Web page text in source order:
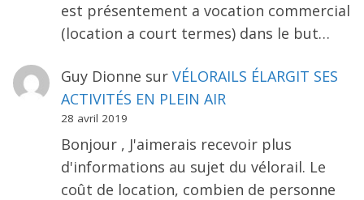
est présentement a vocation commercial
(location a court termes) dans le but…
Guy Dionne sur VÉLORAILS ÉLARGIT SES
ACTIVITÉS EN PLEIN AIR
28 avril 2019
Bonjour , J'aimerais recevoir plus
d'informations au sujet du vélorail. Le
coût de location, combien de personne